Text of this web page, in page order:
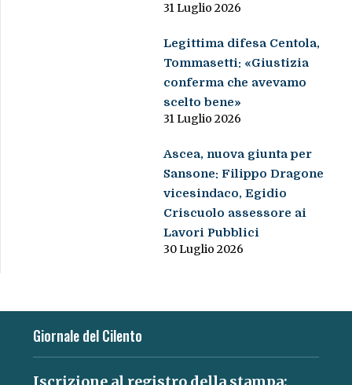
31 Luglio 2026
Legittima difesa Centola,
Tommasetti: «Giustizia
conferma che avevamo
scelto bene»
31 Luglio 2026
Ascea, nuova giunta per
Sansone: Filippo Dragone
vicesindaco, Egidio
Criscuolo assessore ai
Lavori Pubblici
30 Luglio 2026
Giornale del Cilento